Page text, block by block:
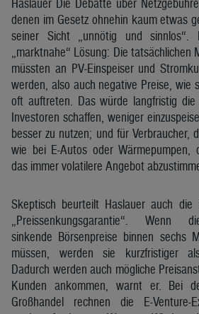
denen im Gesetz ohnehin kaum etwas
seiner Sicht „unnötig und sinnlos“.
„marktnahe“ Lösung: Die
müssten an PV-Einspeiser und
werden, also auch negative Preise, wie
oft auftreten. Das würde langfristig
Investoren schaffen, weniger
besser zu nutzen; und für Verbraucher,
wie bei E-Autos oder Wärmepumpen,
das immer volatilere Angebot
Skeptisch beurteilt Haslauer auch die
„Preissenkungsgarantie“. Wenn
sinkende Börsenpreise binnen sechs
müssen, werden sie kurzfristiger
Dadurch werden auch mögliche
Kunden ankommen, warnt er. Bei
Großhandel rechnen die E-Venture-